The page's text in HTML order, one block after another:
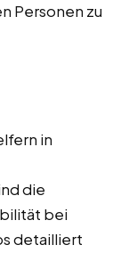
Personen zu
in
die
bei
detailliert